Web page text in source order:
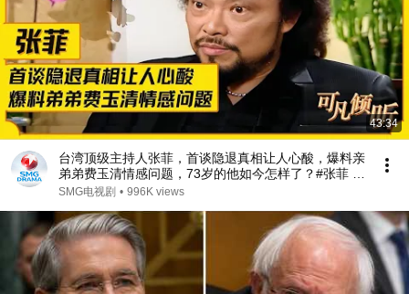
43:34
台湾顶级主持人张菲，首谈隐退真相让人心酸，爆料亲
弟弟费玉清情感问题，73岁的他如今怎样了？#张菲 #
费玉清 #可凡倾听 FULL
SMG电视剧 • 996K views